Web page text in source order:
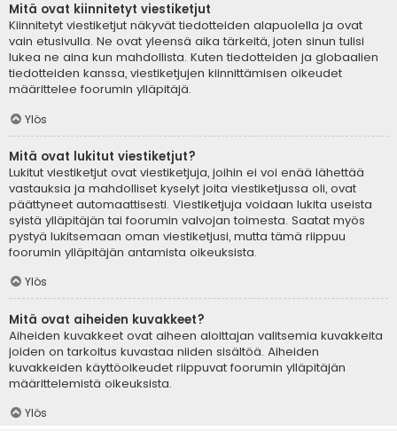
Mitä ovat kiinnitetyt viestiketjut
Kiinnitetyt viestiketjut näkyvät tiedotteiden alapuolella ja ovat
vain etusivulla. Ne ovat yleensä aika tärkeitä, joten sinun tulisi
lukea ne aina kun mahdollista. Kuten tiedotteiden ja globaalien
tiedotteiden kanssa, viestiketjujen kiinnittämisen oikeudet
määrittelee foorumin ylläpitäjä.
Ylös
Mitä ovat lukitut viestiketjut?
Lukitut viestiketjut ovat viestiketjuja, joihin ei voi enää lähettää
vastauksia ja mahdolliset kyselyt joita viestiketjussa oli, ovat
päättyneet automaattisesti. Viestiketjuja voidaan lukita useista
syistä ylläpitäjän tai foorumin valvojan toimesta. Saatat myös
pystyä lukitsemaan oman viestiketjusi, mutta tämä riippuu
foorumin ylläpitäjän antamista oikeuksista.
Ylös
Mitä ovat aiheiden kuvakkeet?
Aiheiden kuvakkeet ovat aiheen aloittajan valitsemia kuvakkeita
joiden on tarkoitus kuvastaa niiden sisältöä. Aiheiden
kuvakkeiden käyttöoikeudet riippuvat foorumin ylläpitäjän
määrittelemistä oikeuksista.
Ylös